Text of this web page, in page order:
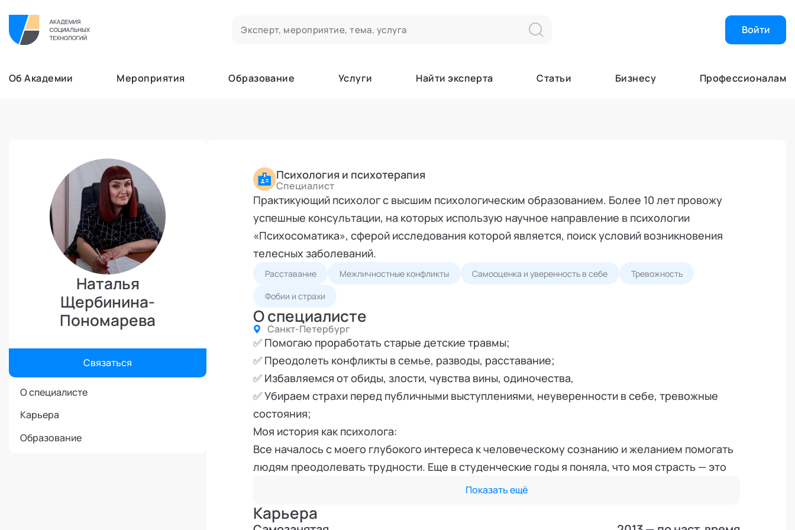
Войти
Об Академии Мероприятия Образование Услуги Найти эксперта Статьи Бизнесу Профессионалам
Наталья
Щербинина-
Пономарева
Связаться
О специалисте
Карьера
Образование
Психология и психотерапия
Специалист
Практикующий психолог с высшим психологическим образованием. Более 10 лет провожу
успешные консультации, на которых использую научное направление в психологии
«Психосоматика», сферой исследования которой является, поиск условий возникновения
телесных заболеваний.
Расставание Межличностные конфликты Самооценка и уверенность в себе Тревожность
Фобии и страхи
О специалисте
Санкт-Петербург
✅ Помогаю проработать старые детские травмы;
✅ Преодолеть конфликты в семье, разводы, расставание;
✅ Избавляемся от обиды, злости, чувства вины, одиночества,
✅ Убираем страхи перед публичными выступлениями, неуверенности в себе, тревожные
состояния;
Моя история как психолога:
Все началось с моего глубокого интереса к человеческому сознанию и желанием помогать
людям преодолевать трудности. Еще в студенческие годы я поняла, что моя страсть — это
не только изучение психологии, но и возможность реально изменить чью-то жизнь к
После получения диплома я начала свою профессиональную деятельность, работая с
Показать ещё
Карьера
Найти эксперта
Найти эксперта
Об Академии
Об Академии
Бизнесу
Профессионалам
Сертификаты
Заказы услуг
Ваши заказы на услуги Экспертов Академии
Основное
Добавить фото, изменить контактные данные
Безопасность
Настройка двухфакторной аутентификации
Поддержка
Режим работы и тп